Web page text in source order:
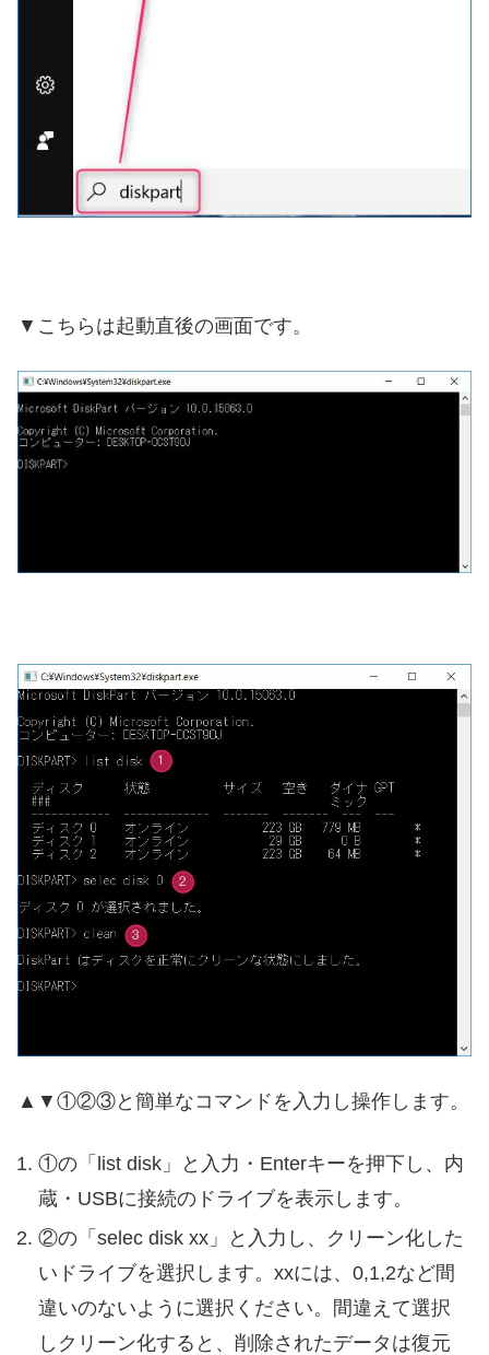
▼こちらは起動直後の画面です。
▲▼①②③と簡単なコマンドを入力し操作します。
①の「list disk」と入力・Enterキーを押下し、内
蔵・USBに接続のドライブを表示します。
②の「selec disk xx」と入力し、クリーン化した
いドライブを選択します。xxには、0,1,2など間
違いのないように選択ください。間違えて選択
しクリーン化すると、削除されたデータは復元